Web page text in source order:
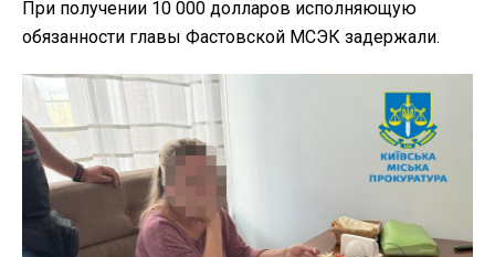
При получении 10 000 долларов исполняющую
обязанности главы Фастовской МСЭК задержали.